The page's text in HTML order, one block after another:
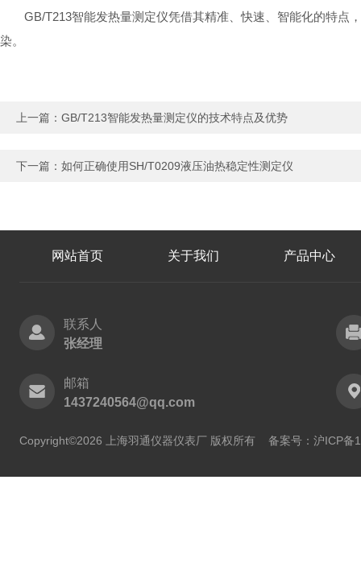
GB/T213智能发热量测定仪凭借其精准、快速、智能化的特点
染。
上一篇： GB/T213智能发热量测定仪的技术特点及优势
下一篇： 如何正确使用SH/T0209液压油热稳定性测定仪
网站首页 关于我们 产品中心
联系人
张经理
邮箱
1437240564@qq.com
Copyright©2026 上海羽通仪器仪表厂 版权所有 备案号：沪ICP备